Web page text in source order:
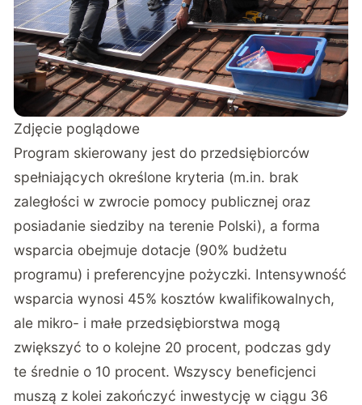
Zdjęcie poglądowe
Program skierowany jest do przedsiębiorców
spełniających określone kryteria (m.in. brak
zaległości w zwrocie pomocy publicznej oraz
posiadanie siedziby na terenie Polski), a forma
wsparcia obejmuje dotacje (90% budżetu
programu) i preferencyjne pożyczki. Intensywność
wsparcia wynosi 45% kosztów kwalifikowalnych,
ale mikro- i małe przedsiębiorstwa mogą
zwiększyć to o kolejne 20 procent, podczas gdy
te średnie o 10 procent. Wszyscy beneficjenci
muszą z kolei zakończyć inwestycję w ciągu 36